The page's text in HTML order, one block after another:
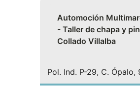
Automoción
- Taller de chapa y
Collado Villalba
Pol. Ind. P-29, C. Ópalo,